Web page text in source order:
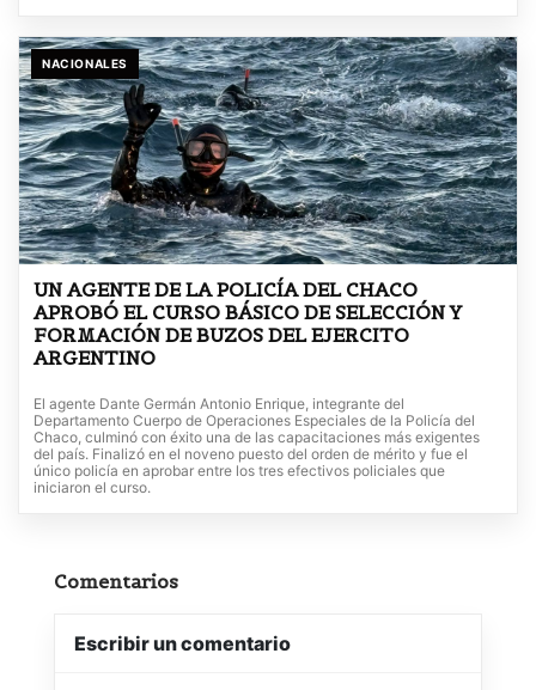
NACIONALES
UN AGENTE DE LA POLICÍA DEL CHACO
APROBÓ EL CURSO BÁSICO DE SELECCIÓN Y
FORMACIÓN DE BUZOS DEL EJERCITO
ARGENTINO
El agente Dante Germán Antonio Enrique, integrante del
Departamento Cuerpo de Operaciones Especiales de la Policía del
Chaco, culminó con éxito una de las capacitaciones más exigentes
del país. Finalizó en el noveno puesto del orden de mérito y fue el
único policía en aprobar entre los tres efectivos policiales que
iniciaron el curso.
Comentarios
Escribir un comentario